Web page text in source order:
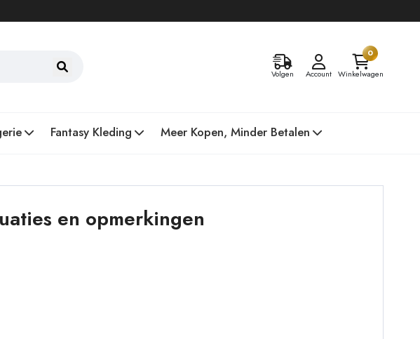
Volgen Account
0
Winkelwagen
Fantasy Kleding Meer Kopen, Minder Betalen
en opmerkingen